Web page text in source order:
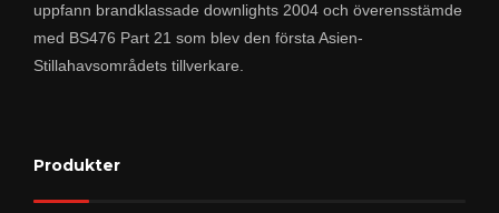
uppfann brandklassade downlights 2004 och överensstämde
med BS476 Part 21 som blev den första Asien-
Stillahavsområdets tillverkare.
Produkter